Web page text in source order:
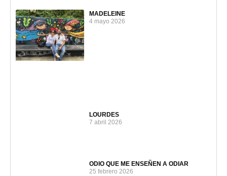
MADELEINE
4 mayo 2026
LOURDES
7 abril 2026
ODIO QUE ME ENSEÑEN A ODIAR
25 febrero 2026